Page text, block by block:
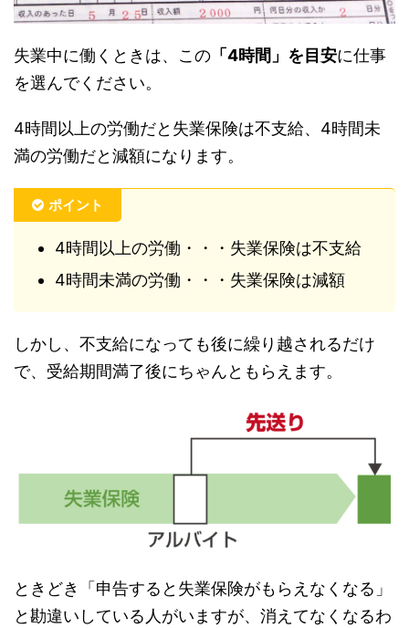
失業中に働くときは、この 「4時間」を目安に仕事
を選んでください。
4時間以上の労働だと失業保険は不支給、4時間未
満の労働だと減額になります。
ポイント
4時間以上の労働・・・失業保険は不支給
4時間未満の労働・・・失業保険は減額
しかし、不支給になっても後に繰り越されるだけ
で、受給期間満了後にちゃんともらえます。
ときどき「申告すると失業保険がもらえなくなる」
と勘違いしている人がいますが、消えてなくなるわ